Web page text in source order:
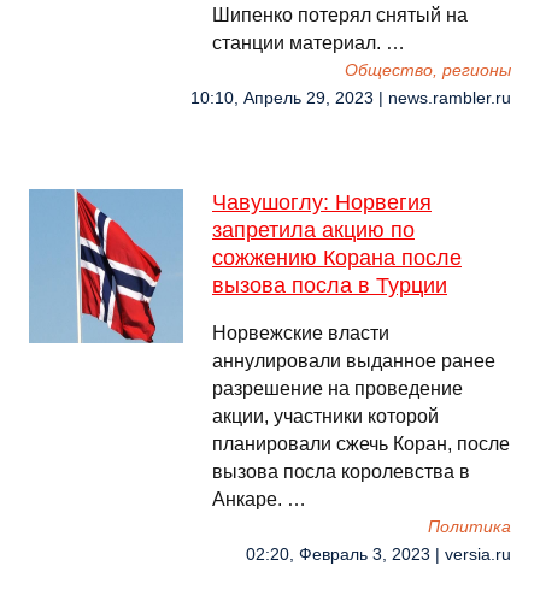
Шипенко потерял снятый на
станции материал. …
Общество, регионы
10:10, Апрель 29, 2023 | news.rambler.ru
Чавушоглу: Норвегия
запретила акцию по
сожжению Корана после
вызова посла в Турции
Норвежские власти
аннулировали выданное ранее
разрешение на проведение
акции, участники которой
планировали сжечь Коран, после
вызова посла королевства в
Анкаре. …
Политика
02:20, Февраль 3, 2023 | versia.ru